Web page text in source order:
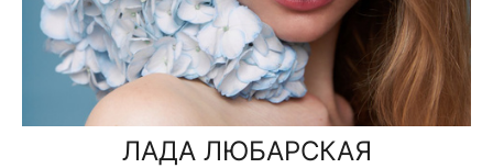
ЛАДА ЛЮБАРСКАЯ